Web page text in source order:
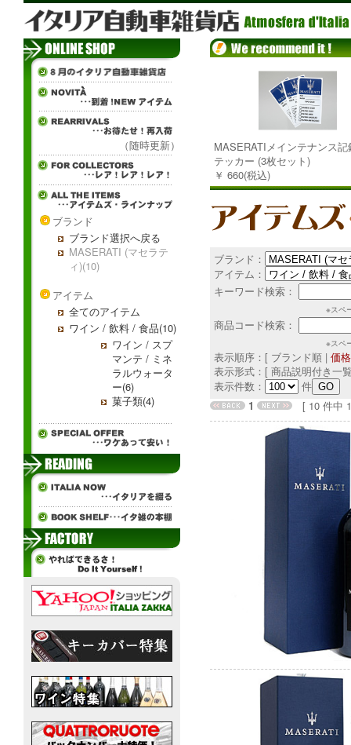
（随時更新）
ブランド
ブランド選択へ戻る
MASERATI (マセラテ
ィ)(10)
アイテム
全てのアイテム
ワイン / 飲料 / 食品(10)
ワイン / スプ
マンテ / ミネ
ラルウォータ
ー(6)
菓子類(4)
MASERATIメインテナンス記
テッカー (3枚セット)
￥ 660(税込)
ブランド：
アイテム：
キーワード検索：
※スペ
商品コード検索：
※スペ
表示順序：[ ブランド順 | 価
表示形式：[ 商品説明付き一
表示件数：
件
1
[ 10 件中 1